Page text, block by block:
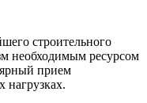
строительного
необходимым ресурсом
прием
нагрузках.